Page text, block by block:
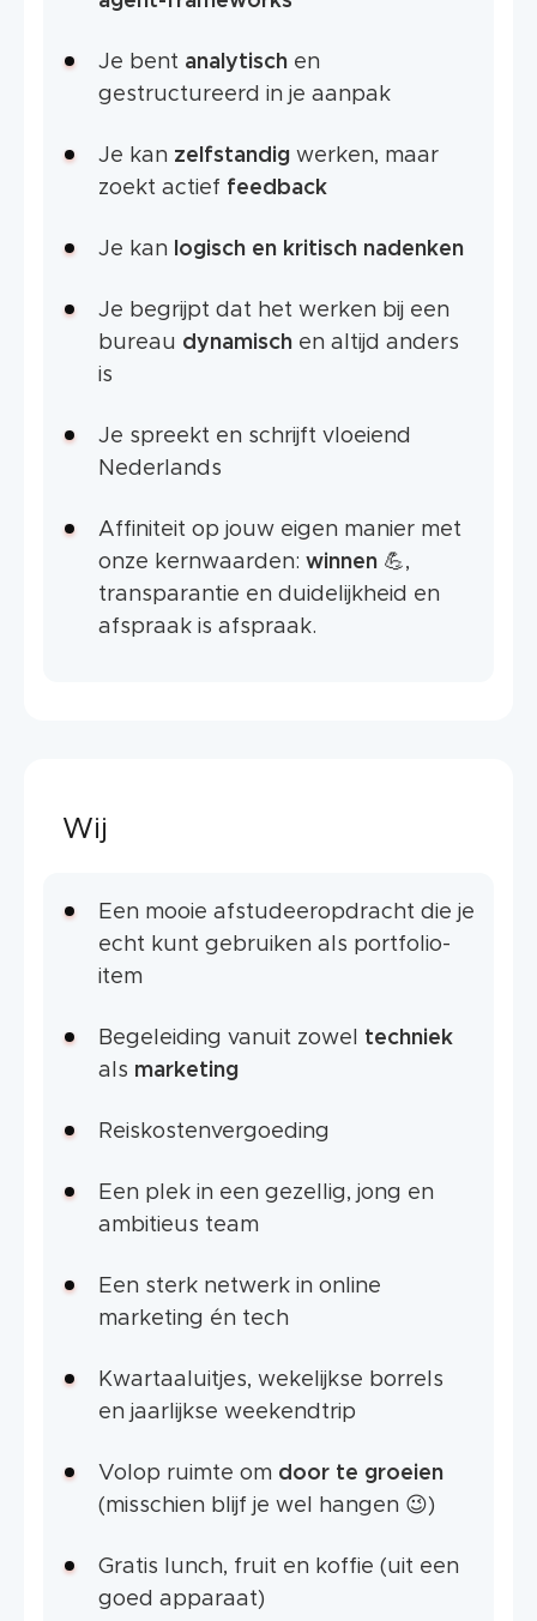
Je bent analytisch en
gestructureerd in je aanpak
Je kan zelfstandig werken, maar
zoekt actief feedback
Je kan logisch en kritisch nadenken
Je begrijpt dat het werken bij een
bureau dynamisch en altijd anders
is
Je spreekt en schrijft vloeiend
Nederlands
Affiniteit op jouw eigen manier met
onze kernwaarden: winnen 💪,
transparantie en duidelijkheid en
afspraak is afspraak.
Wij
Een mooie afstudeeropdracht die je
echt kunt gebruiken als portfolio-
item
Begeleiding vanuit zowel techniek
als marketing
Reiskostenvergoeding
Een plek in een gezellig, jong en
ambitieus team
Een sterk netwerk in online
marketing én tech
Kwartaaluitjes, wekelijkse borrels
en jaarlijkse weekendtrip
Volop ruimte om door te groeien
(misschien blijf je wel hangen 😉)
Gratis lunch, fruit en koffie (uit een
goed apparaat)